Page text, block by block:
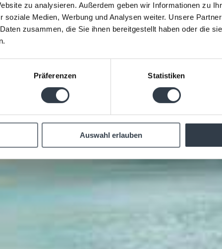
zu analysieren. Außerdem geben wir Informationen zu
soziale Medien, Werbung und Analysen weiter. Unsere
zusammen, die Sie ihnen bereitgestellt haben oder die
Präferenzen Statistiken
Auswahl erlauben